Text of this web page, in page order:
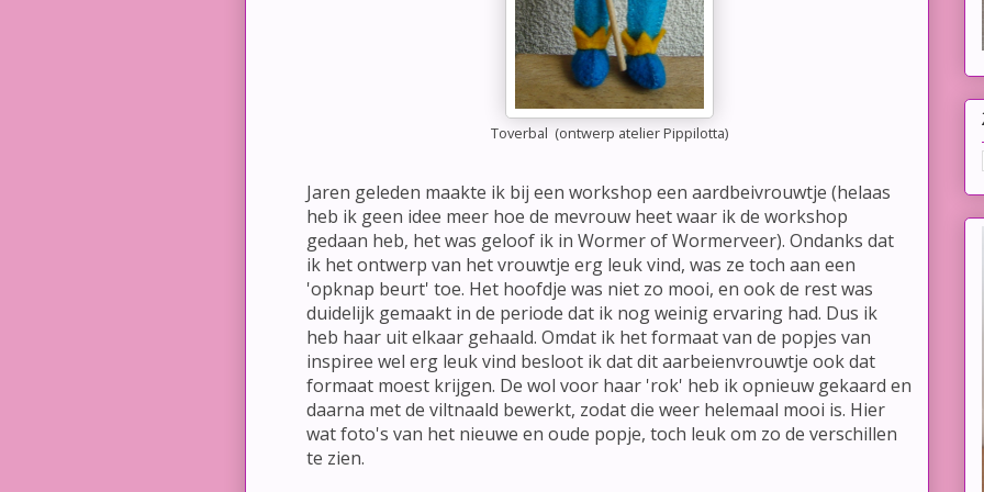
Toverbal (ontwerp atelier Pippilotta)
Jaren geleden maakte ik bij een workshop een aardbeivrouwtje (helaas
heb ik geen idee meer hoe de mevrouw heet waar ik de workshop
gedaan heb, het was geloof ik in Wormer of Wormerveer). Ondanks dat
ik het ontwerp van het vrouwtje erg leuk vind, was ze toch aan een
'opknap beurt' toe. Het hoofdje was niet zo mooi, en ook de rest was
duidelijk gemaakt in de periode dat ik nog weinig ervaring had. Dus ik
heb haar uit elkaar gehaald. Omdat ik het formaat van de popjes van
inspiree wel erg leuk vind besloot ik dat dit aarbeienvrouwtje ook dat
formaat moest krijgen. De wol voor haar 'rok' heb ik opnieuw gekaard en
daarna met de viltnaald bewerkt, zodat die weer helemaal mooi is. Hier
wat foto's van het nieuwe en oude popje, toch leuk om zo de verschillen
te zien.